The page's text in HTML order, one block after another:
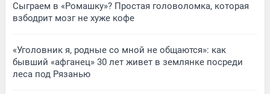
Сыграем в «Ромашку»? Простая головоломка, которая
взбодрит мозг не хуже кофе
«Уголовник я, родные со мной не общаются»: как
бывший «афганец» 30 лет живет в землянке посреди
леса под Рязанью